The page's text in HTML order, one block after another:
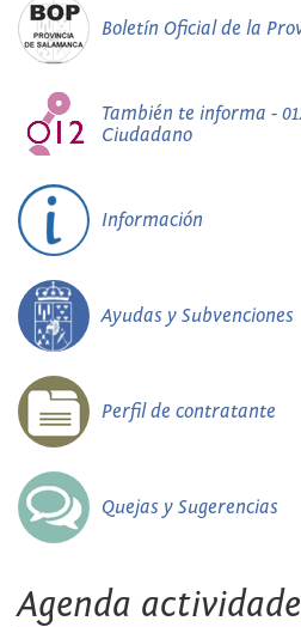
Boletín Oficial de la
También te informa -
Ciudadano
Información
Ayudas y Subvenciones
Perfil de contratante
Quejas y Sugerencias
Agenda